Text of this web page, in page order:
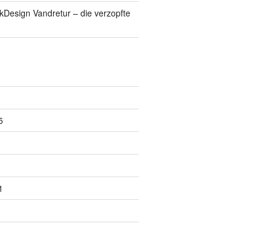
Vandretur – die verzopfte